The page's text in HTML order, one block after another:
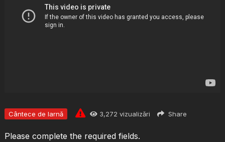
Cântece de Iarnă 3,272 vizualizări Share
Please complete the required fields.